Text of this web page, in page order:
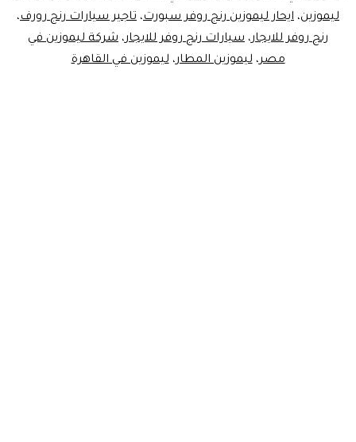
ليموزين، ايحار ليموزين رنج روفر سبورت، تاجير سيارات رنج رورف،
رنج روفر للايجار، سيارات رنج روفر للايجار، شركة ليموزين في
مصر،ليموزين المطار،ليموزين في القاهرة